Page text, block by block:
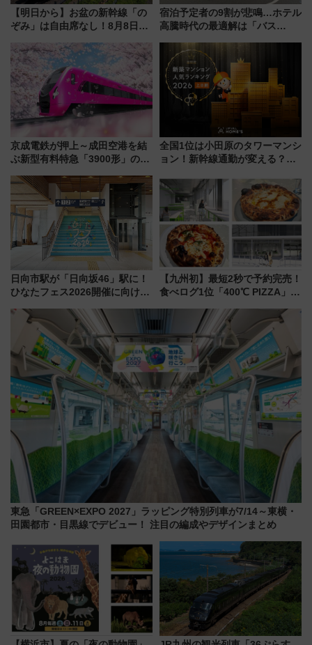
【明日から】お盆の新幹線「の
ぞみ」は自由席なし！8月8日午
せば空きが見つかることも 混
雑避ける「空席」探しのコツ
宿泊予定者の9割が悲鳴…ホテル
高騰時代の最適解は「バス
した、推し活遠征や観光時のリ
アルな懐事情
京成電鉄が押上～成田空港を結
ぶ新型有料特急「3900形」のコ
募集も実施
全国1位は小田原のタワーマンシ
ョン！新幹線通勤が変える？
【新築マンション人気ランキン
グ】
日向市駅が「日向坂46」駅に！
ひなたフェス2026開催に向けJR
全力応援 夜行列車「ドリーム
おひさま号」も走る
【九州初】最短2秒で予約完売！
食べログ1位「400℃ PIZZA」が
プン。もつ鍋風など限定メニュ
ーも
東急「GREEN×EXPO 2027」ラッピング特別列車が7/14～東横・
田園都市・目黒線でデビュー！ 注目の編成やデザインまとめ